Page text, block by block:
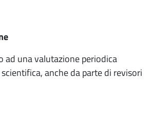
ad una valutazione periodica
anche da parte di revisori